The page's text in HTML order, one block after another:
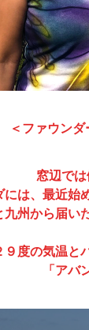
＜ファウン
窓辺で
には、最近始
九州から届い
９度の気温と
「アバ